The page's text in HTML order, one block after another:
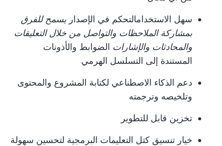
سهل الاستخدامالتحكم في الإصدار يسمح للفرق
بمشاركة الملاحظات والتواصل من خلال التعليقات
والمحادثات والإشارات الضوابط والأذونات
المستندة إلى التسلسل الهرمي
دعم الذكاء الاصطناعي لكتابة المشروع والمحتوى
وتلخيصه وترجمته
تخزين قابل للتطوير
خيار تنسيق كتل التعليمات البرمجية لتحسين سهولة